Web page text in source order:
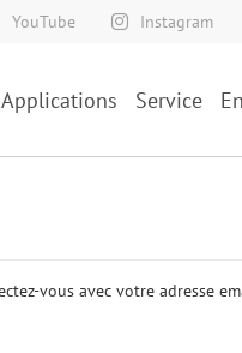
YouTube Instagram
Applications Service
vous avec votre adresse